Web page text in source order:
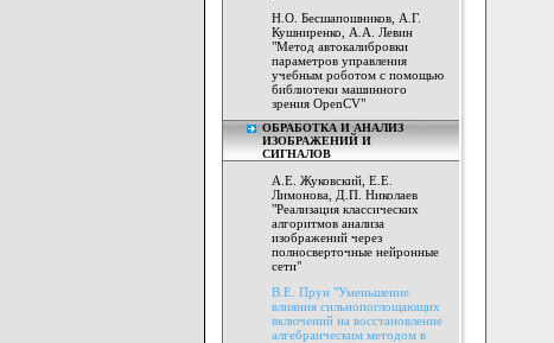
Н.О. Бесшапошников, А.Г.
Кушниренко, А.А. Левин
"Метод автокалибровки
параметров управления
учебным роботом с помощью
библиотеки машинного
зрения OpenCV"
ОБРАБОТКА И АНАЛИЗ
ИЗОБРАЖЕНИЙ И
СИГНАЛОВ
А.Е. Жуковский, Е.Е.
Лимонова, Д.П. Николаев
"Реализация классических
алгоритмов анализа
изображений через
полносверточные нейронные
сети"
В.Е. Прун "Уменьшение
влияния сильнопоглощающих
включений на восстановление
алгебраическим методом в